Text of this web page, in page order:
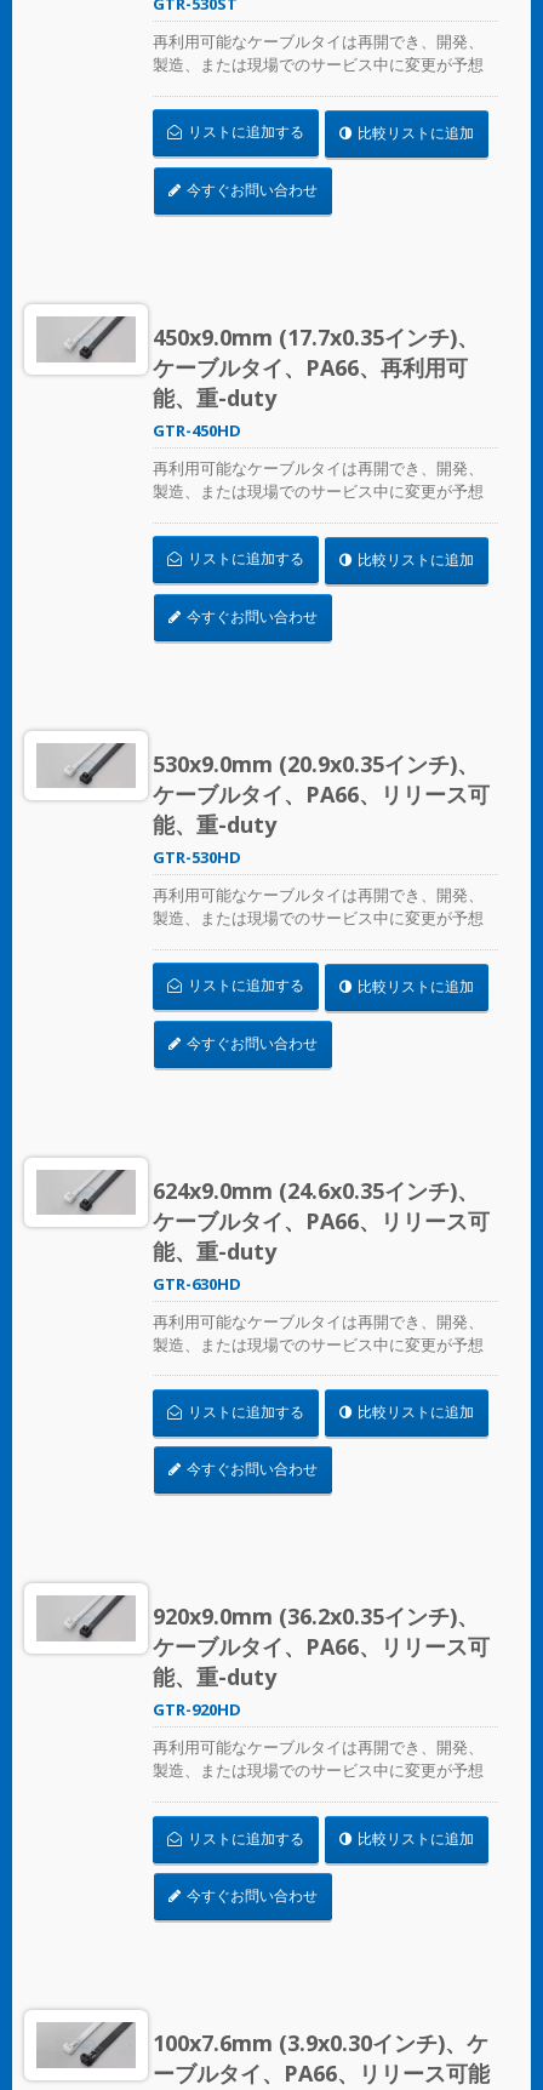
再利用可能なケーブルタイは再開でき、開発、
製造、または現場でのサービス中に変更が予想
に最適です。ULプレンム評価を受けており、環
境空気の交換に最適な空気処理スペースに適し
ています。
リストに追加する 比較リストに追加
今すぐお問い合わせ
450x9.0mm (17.7x0.35インチ)、
ケーブルタイ、PA66、再利用可
能、重-duty
GTR-450HD
再利用可能なケーブルタイは再開でき、開発、
製造、または現場でのサービス中に変更が予想
に最適です。ULおよびCE認証済みで、産業用お
よび専門用に使用されます。
リストに追加する 比較リストに追加
今すぐお問い合わせ
530x9.0mm (20.9x0.35インチ)、
ケーブルタイ、PA66、リリース可
能、重-duty
GTR-530HD
再利用可能なケーブルタイは再開でき、開発、
製造、または現場でのサービス中に変更が予想
に最適です。ULおよびCE認証済みで、産業用お
よび専門用に使用されます。
リストに追加する 比較リストに追加
今すぐお問い合わせ
624x9.0mm (24.6x0.35インチ)、
ケーブルタイ、PA66、リリース可
能、重-duty
GTR-630HD
再利用可能なケーブルタイは再開でき、開発、
製造、または現場でのサービス中に変更が予想
に最適です。ULおよびCE認証済みで、産業用お
よび専門用に使用されます。
リストに追加する 比較リストに追加
今すぐお問い合わせ
920x9.0mm (36.2x0.35インチ)、
ケーブルタイ、PA66、リリース可
能、重-duty
GTR-920HD
再利用可能なケーブルタイは再開でき、開発、
製造、または現場でのサービス中に変更が予想
に最適です。ULおよびCE認証済みで、産業用お
よび専門用に使用されます。
リストに追加する 比較リストに追加
今すぐお問い合わせ
100x7.6mm (3.9x0.30インチ)、ケ
ーブルタイ、PA66、リリース可能